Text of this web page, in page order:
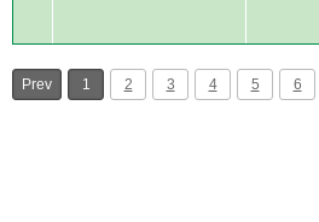
Prev 1 2 3 4 5 6